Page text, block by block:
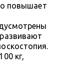
повышает
кг,